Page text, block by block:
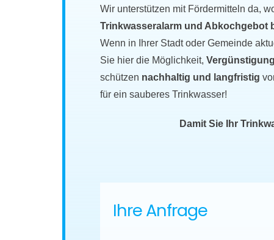
Wir unterstützen mit Fördermitteln da,
Trinkwasseralarm und Abkochgebot
Wenn in Ihrer Stadt oder Gemeinde
Sie hier die Möglichkeit,
schützen nachhaltig und langfristig
für ein sauberes Trinkwasser!
Damit Sie Ihr
Ihre Anfrage